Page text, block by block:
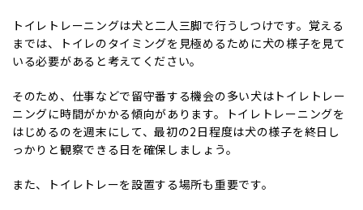
トイレトレーニングは犬と二人三脚で行うしつけです。覚える
までは、トイレのタイミングを見極めるために犬の様子を見て
いる必要があると考えてください。
そのため、仕事などで留守番する機会の多い犬はトイレトレー
ニングに時間がかかる傾向があります。トイレトレーニングを
はじめるのを週末にして、最初の2日程度は犬の様子を終日し
っかりと観察できる日を確保しましょう。
また、トイレトレーを設置する場所も重要です。